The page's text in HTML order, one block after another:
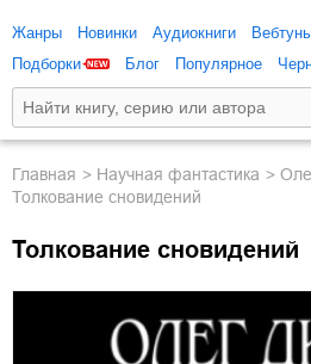
Жанры Новинки Аудиокниги
Подборки
Блог Популярное
Главная научная фантастика
Толкование сновидений
Толкование сновидений